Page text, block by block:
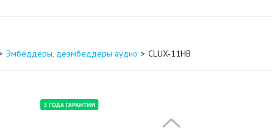
Эмбеддеры, деэмбеддеры аудио CLUX-11HB